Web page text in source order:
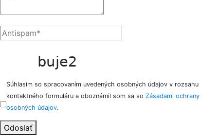
Súhlasím so spracovaním uvedených osobných údajov v rozsahu
kontaktného formuláru a oboznámil som sa so Zásadami ochrany
osobných údajov.
Odoslať